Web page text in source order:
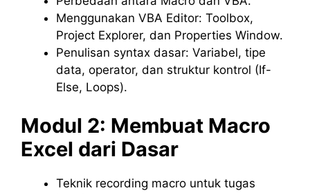
Menggunakan VBA Editor: Toolbox,
Project Explorer, dan Properties Window.
Penulisan syntax dasar: Variabel, tipe
data, operator, dan struktur kontrol (If-
Else, Loops).
Modul 2: Membuat Macro
Excel dari Dasar
Teknik recording macro untuk tugas